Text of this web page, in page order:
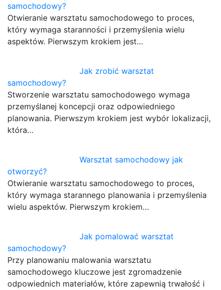
samochodowy?
Otwieranie warsztatu samochodowego to proces,
który wymaga staranności i przemyślenia wielu
aspektów. Pierwszym krokiem jest…
Jak zrobić warsztat
samochodowy?
Stworzenie warsztatu samochodowego wymaga
przemyślanej koncepcji oraz odpowiedniego
planowania. Pierwszym krokiem jest wybór lokalizacji,
która…
Warsztat samochodowy jak
otworzyć?
Otwieranie warsztatu samochodowego to proces,
który wymaga starannego planowania i przemyślenia
wielu aspektów. Pierwszym krokiem…
Jak pomalować warsztat
samochodowy?
Przy planowaniu malowania warsztatu
samochodowego kluczowe jest zgromadzenie
odpowiednich materiałów, które zapewnią trwałość i